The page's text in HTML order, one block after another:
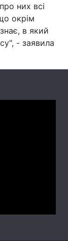
них всі
окрім
в який
- заявила